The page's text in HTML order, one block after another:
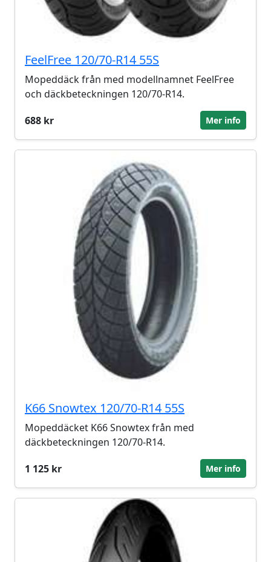
FeelFree 120/70-R14 55S
Mopeddäck från med modellnamnet FeelFree
och däckbeteckningen 120/70-R14.
688 kr
Mer info
K66 Snowtex 120/70-R14 55S
Mopeddäcket K66 Snowtex från med
däckbeteckningen 120/70-R14.
1 125 kr
Mer info